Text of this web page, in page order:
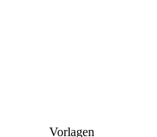
Vorlagen